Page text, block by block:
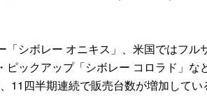
シボレー オニキス」、米国ではフル
ックアップ「シボレー コロラド」な
11四半期連続で販売台数が増加してい